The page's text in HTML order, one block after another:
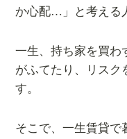
か心配…」と考える
一生、持ち家を買わ
がふてたり、リスク
す。
そこで、一生賃貸で